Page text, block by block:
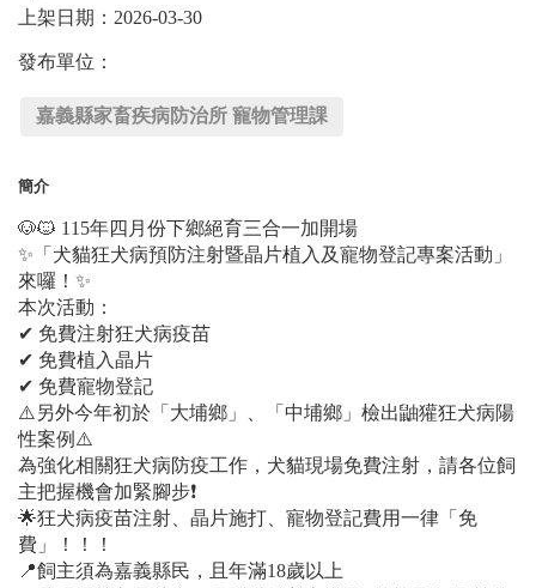
上架日期：2026-03-30
發布單位：
嘉義縣家畜疾病防治所 寵物管理課
簡介
🐶🐱 115年四月份下鄉絕育三合一加開場
✨「犬貓狂犬病預防注射暨晶片植入及寵物登記專案活動」
來囉！✨
本次活動：
✔ 免費注射狂犬病疫苗
✔ 免費植入晶片
✔ 免費寵物登記
⚠️另外今年初於「大埔鄉」、「中埔鄉」檢出鼬獾狂犬病陽
性案例⚠️
為強化相關狂犬病防疫工作，犬貓現場免費注射，請各位飼
主把握機會加緊腳步❗️
🌟狂犬病疫苗注射、晶片施打、寵物登記費用一律「免
費」！！！
📍飼主須為嘉義縣民，且年滿18歲以上